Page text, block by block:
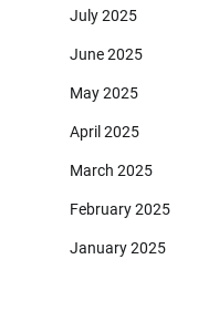
July 2025
June 2025
May 2025
April 2025
March 2025
February 2025
January 2025